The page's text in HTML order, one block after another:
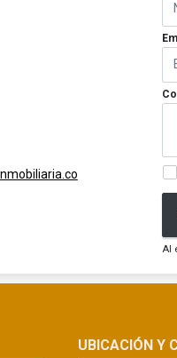
Al
UBICACIÓN Y